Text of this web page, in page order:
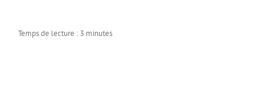
Temps de lecture : 3 minutes